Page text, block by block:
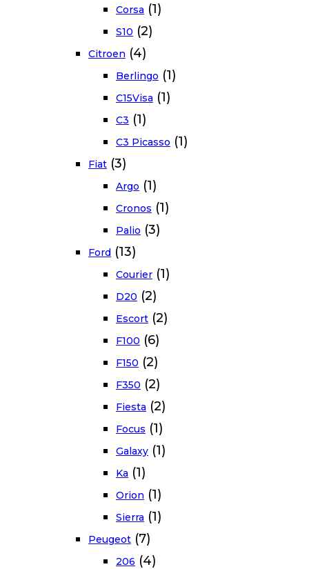
Corsa (1)
S10 (2)
Citroen (4)
Berlingo (1)
C15Visa (1)
C3 (1)
C3 Picasso (1)
Fiat (3)
Argo (1)
Cronos (1)
Palio (3)
Ford (13)
Courier (1)
D20 (2)
Escort (2)
F100 (6)
F150 (2)
F350 (2)
Fiesta (2)
Focus (1)
Galaxy (1)
Ka (1)
Orion (1)
Sierra (1)
Peugeot (7)
206 (4)